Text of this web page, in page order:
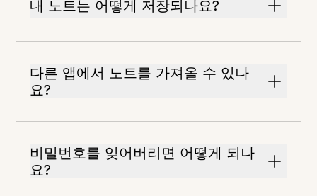
내 노트는 어떻게 저장되나요?
다른 앱에서 노트를 가져올 수 있나
요?
비밀번호를 잊어버리면 어떻게 되나
요?